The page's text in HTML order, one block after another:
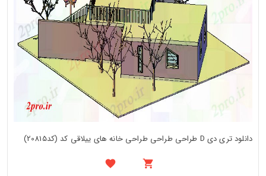
دانلود تری دی D طراحی طراحی طراحی خانه های ییلاقی کد (کد20815)